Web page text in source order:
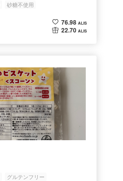
砂糖不使用
76.98 ALIS
22.70 ALIS
グルテンフリー